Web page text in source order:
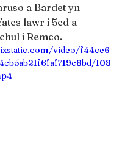
a Bardet yn
lawr i 5ed a
i Remco.
video/f44ce6
108